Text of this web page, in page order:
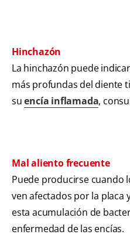
Hinchazón
La hinchazón puede
más profundas del diente
suencía inflamada,
Mal aliento frecuente
Puede producirse cuando
ven afectados por la placa
esta acumulación de
enfermedad de las encías.